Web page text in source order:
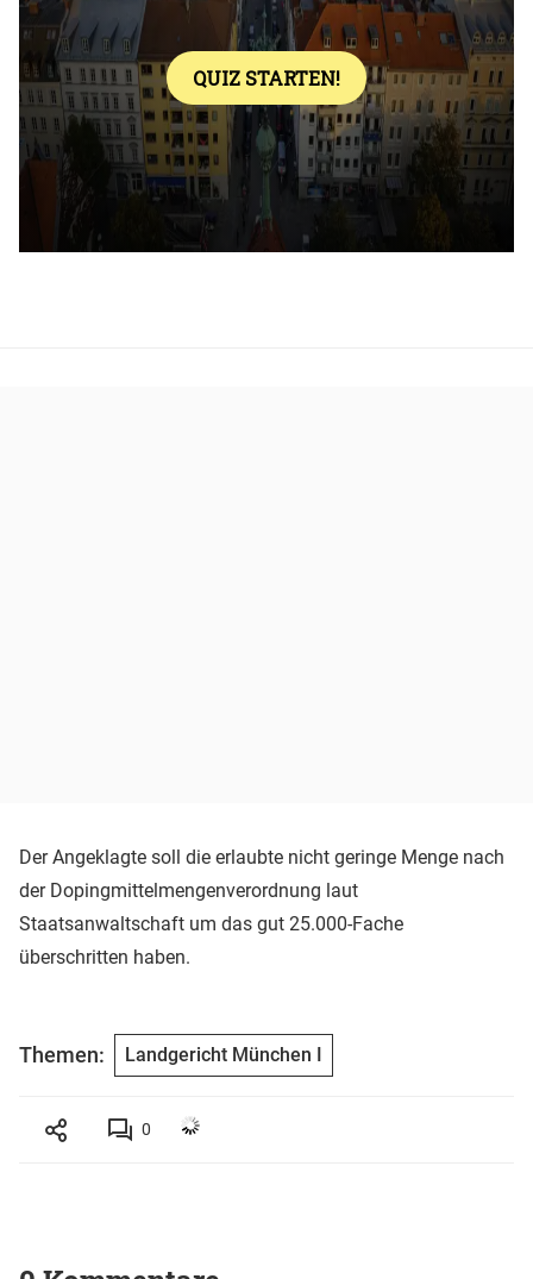
Der Angeklagte soll die erlaubte nicht geringe Menge nach
der Dopingmittelmengenverordnung laut
Staatsanwaltschaft um das gut 25.000-Fache
überschritten haben.
Themen: Landgericht München I
0